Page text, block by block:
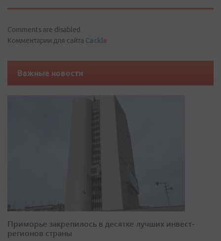
Comments are disabled
Комментарии для сайта Cackle
Важные новости
Приморье закрепилось в десятке лучших инвест-
регионов страны